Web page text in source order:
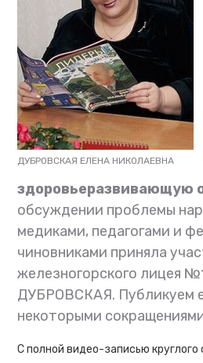
ДУБРОВСКАЯ ЕЛЕНА НИКОЛАЕВНА
здоровьеразвивающую
обсуждении проблемы
медиками, педагогами и
чиновниками приняла
железногорского лицея
ДУБРОВСКАЯ. Публикуем
некоторыми
С полной видео-записью